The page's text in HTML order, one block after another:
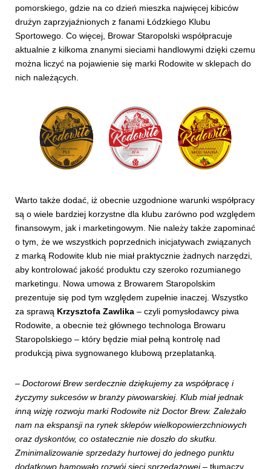
pomorskiego, gdzie na co dzień mieszka najwięcej kibiców
drużyn zaprzyjaźnionych z fanami Łódzkiego Klubu
Sportowego. Co więcej, Browar Staropolski współpracuje
aktualnie z kilkoma znanymi sieciami handlowymi dzięki czemu
można liczyć na pojawienie się marki Rodowite w sklepach do
nich należących.
Warto także dodać, iż obecnie uzgodnione warunki współpracy
są o wiele bardziej korzystne dla klubu zarówno pod względem
finansowym, jak i marketingowym. Nie należy także zapominać
o tym, że we wszystkich poprzednich inicjatywach związanych
z marką Rodowite klub nie miał praktycznie żadnych narzędzi,
aby kontrolować jakość produktu czy szeroko rozumianego
marketingu. Nowa umowa z Browarem Staropolskim
prezentuje się pod tym względem zupełnie inaczej. Wszystko
za sprawą Krzysztofa Zawlika – czyli pomysłodawcy piwa
Rodowite, a obecnie też głównego technologa Browaru
Staropolskiego – który będzie miał pełną kontrolę nad
produkcją piwa sygnowanego klubową przeplatanką.
– Doctorowi Brew serdecznie dziękujemy za współpracę i
życzymy sukcesów w branży piwowarskiej. Klub miał jednak
inną wizję rozwoju marki Rodowite niż Doctor Brew. Zależało
nam na ekspansji na rynek sklepów wielkopowierzchniowych
oraz dyskontów, co ostatecznie nie doszło do skutku.
Zminimalizowanie sprzedaży hurtowej do jednego punktu
dodatkowo hamowało rozwój sieci sprzedażowej– tłumaczy